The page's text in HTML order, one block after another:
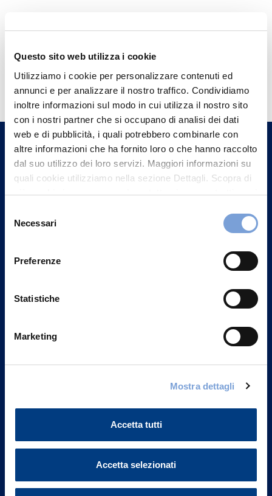
Questo sito web utilizza i cookie
Utilizziamo i cookie per personalizzare contenuti ed
annunci e per analizzare il nostro traffico. Condividiamo
inoltre informazioni sul modo in cui utilizza il nostro sito
con i nostri partner che si occupano di analisi dei dati
web e di pubblicità, i quali potrebbero combinarle con
altre informazioni che ha fornito loro o che hanno raccolto
dal suo utilizzo dei loro servizi. Maggiori informazioni su
quali cookie utilizziamo nella sezione Dettagli. Scopra di
più su chi siamo, come può contattarci e come trattiamo i
può trovare nel footer del sito nella sezione "Informativa
delNecessari
Preferenze
Statistiche
Marketing
Mostra dettagli
Accetta tutti
Accetta selezionati
Hai bisogno di
informazioni?
Trova l'Agenzia più vicina a te e parla con
un nostro Agente.
Contattaci
Via Ignazio Gardella, 2
Investor Relations